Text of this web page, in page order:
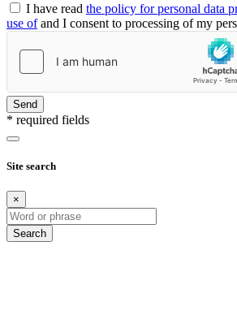
I have read the policy for personal data
use ofand I consent to processing of my
Send
* required fields
Site search
×
Search